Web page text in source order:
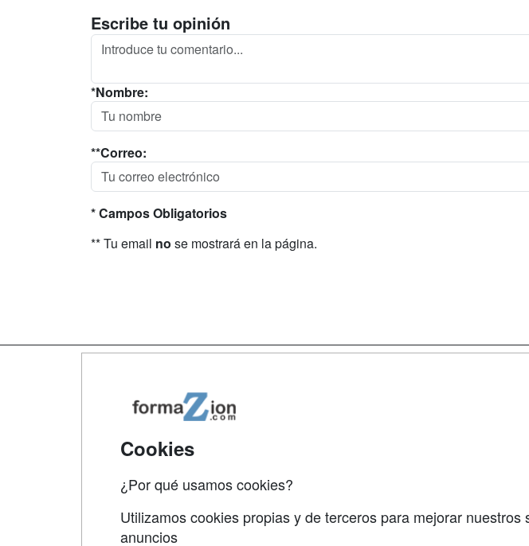
Escribe tu opinión
*Nombre:
**Correo:
* Campos Obligatorios
** Tu email no se mostrará en la página.
Cookies
¿Por qué usamos cookies?
Utilizamos cookies propias y de terceros para mejorar
anuncios